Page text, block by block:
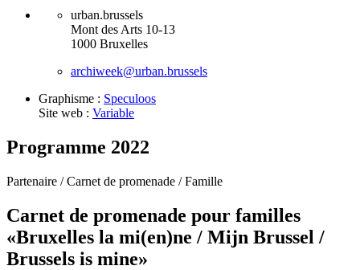
urban.brussels
Mont des Arts 10-13
1000 Bruxelles
archiweek@urban.brussels
Graphisme : Speculoos
Site web : Variable
Programme 2022
Partenaire /Carnet de promenade /Famille
Carnet de promenade pour familles
«Bruxelles la mi(en)ne / Mijn Brussel /
Brussels is mine»